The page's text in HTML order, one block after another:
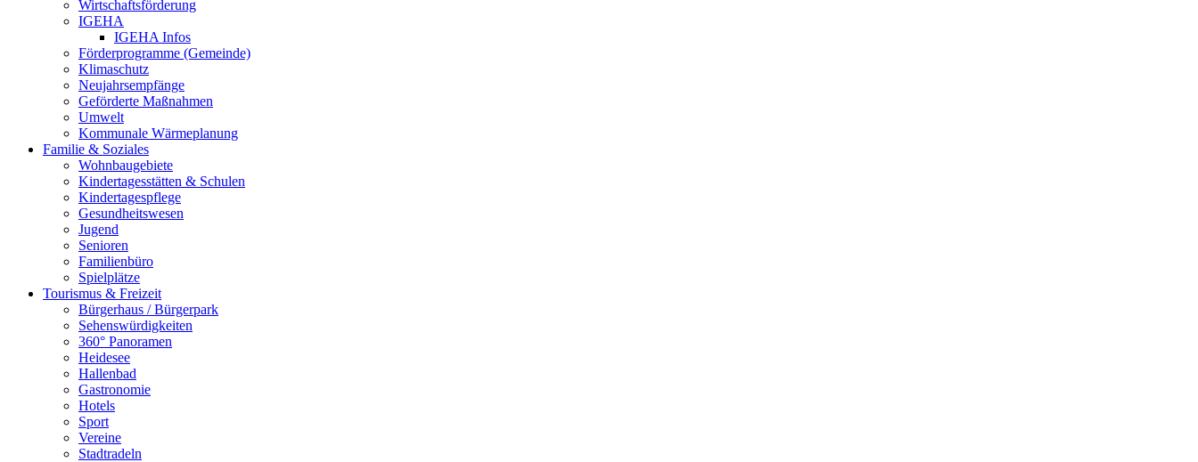
Wirtschaftsförderung
IGEHA
IGEHA Infos
Förderprogramme (Gemeinde)
Klimaschutz
Neujahrsempfänge
Geförderte Maßnahmen
Umwelt
Kommunale Wärmeplanung
Familie & Soziales
Wohnbaugebiete
Kindertagesstätten & Schulen
Kindertagespflege
Gesundheitswesen
Jugend
Senioren
Familienbüro
Spielplätze
Tourismus & Freizeit
Bürgerhaus / Bürgerpark
Sehenswürdigkeiten
360° Panoramen
Heidesee
Hallenbad
Gastronomie
Hotels
Sport
Vereine
Stadtradeln